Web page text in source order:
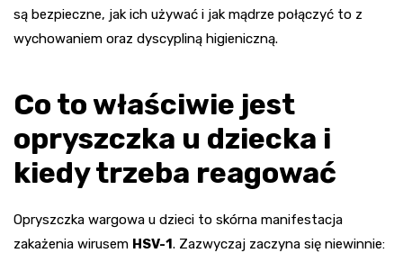
są bezpieczne, jak ich używać i jak mądrze połączyć to z
wychowaniem oraz dyscypliną higieniczną.
Co to właściwie jest
opryszczka u dziecka i
kiedy trzeba reagować
Opryszczka wargowa u dzieci to skórna manifestacja
zakażenia wirusem HSV-1. Zazwyczaj zaczyna się niewinnie: